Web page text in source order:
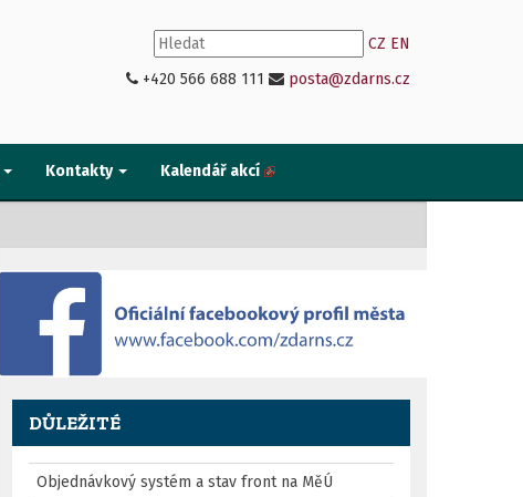
CZ EN
+420 566 688 111
posta@zdarns.cz
Kontakty Kalendář akcí
DŮLEŽITÉ
Objednávkový systém a stav front na MěÚ